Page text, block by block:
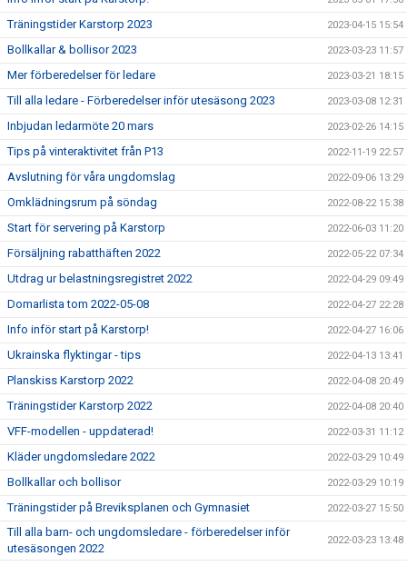
Träningstider Karstorp 2023 2023-04-15 15:54
Bollkallar & bollisor 2023 2023-03-23 11:57
Mer förberedelser för ledare 2023-03-21 18:15
Till alla ledare - Förberedelser inför utesäsong 2023 2023-03-08 12:31
Inbjudan ledarmöte 20 mars 2023-02-26 14:15
Tips på vinteraktivitet från P13 2022-11-19 22:57
Avslutning för våra ungdomslag 2022-09-06 13:29
Omklädningsrum på söndag 2022-08-22 15:38
Start för servering på Karstorp 2022-06-03 11:20
Försäljning rabatthäften 2022 2022-05-22 07:34
Utdrag ur belastningsregistret 2022 2022-04-29 09:49
Domarlista tom 2022-05-08 2022-04-27 22:28
Info inför start på Karstorp! 2022-04-27 16:06
Ukrainska flyktingar - tips 2022-04-13 13:41
Planskiss Karstorp 2022 2022-04-08 20:49
Träningstider Karstorp 2022 2022-04-08 20:40
VFF-modellen - uppdaterad! 2022-03-31 11:12
Kläder ungdomsledare 2022 2022-03-29 10:49
Bollkallar och bollisor 2022-03-29 10:19
Träningstider på Breviksplanen och Gymnasiet 2022-03-27 15:50
Till alla barn- och ungdomsledare - förberedelser inför
utesäsongen 2022
2022-03-23 13:48